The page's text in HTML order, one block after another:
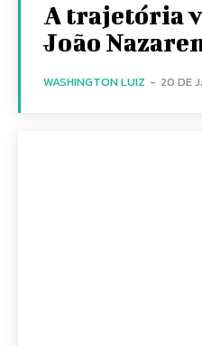
A trajetória
João
WASHINGTON LUIZ - 20 DE